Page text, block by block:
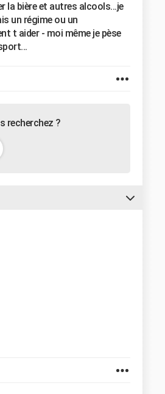
la bière et autres alcools...je
un régime ou un
t aider - moi même je pèse
recherchez ?